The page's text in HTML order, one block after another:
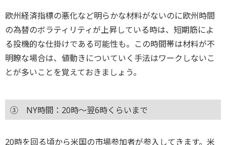
欧州経済指標の悪化など明らかな材料がないのに欧州時間
の為替のボラティリティが上昇している時は、短期筋によ
る投機的な仕掛けである可能性も。この時間帯は材料が不
明瞭な場合は、値動きについていく手法はワークしないこ
とが多いことを覚えておきましょう。
③ NY時間：20時～翌6時くらいまで
20時を回る頃から米国の市場参加者が参入してきます。米